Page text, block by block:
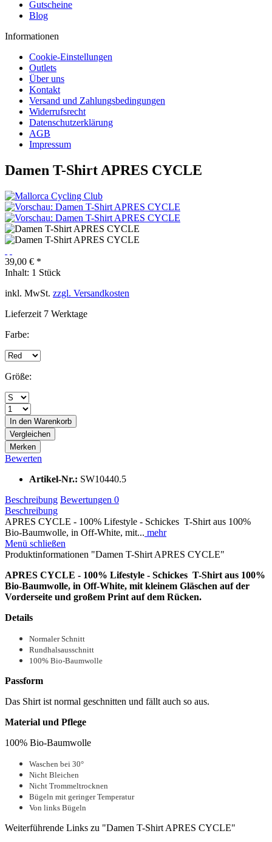
Gutscheine
Blog
Informationen
Cookie-Einstellungen
Outlets
Über uns
Kontakt
Versand und Zahlungsbedingungen
Widerrufsrecht
Datenschutzerklärung
AGB
Impressum
Damen T-Shirt APRES CYCLE
39,00 € *
Inhalt: 1 Stück
inkl. MwSt. zzgl. Versandkosten
Lieferzeit 7 Werktage
Farbe:
Größe:
In den Warenkorb
Vergleichen
Merken
Bewerten
Artikel-Nr.: SW10440.5
Beschreibung Bewertungen 0
Beschreibung
APRES CYCLE - 100% Lifestyle - Schickes T-Shirt aus 100%
Bio-Baumwolle, in Off-White, mit... mehr
Menü schließen
Produktinformationen "Damen T-Shirt APRES CYCLE"
APRES CYCLE - 100% Lifestyle - Schickes T-Shirt aus 100%
Bio-Baumwolle, in Off-White, mit kleinem Gläschen auf der
Vorderseite und großem Print auf dem Rücken.
Details
Normaler Schnitt
Rundhalsausschnitt
100% Bio-Baumwolle
Passform
Das Shirt ist normal geschnitten und fällt auch so aus.
Material und Pflege
100% Bio-Baumwolle
Waschen bei 30°
Nicht Bleichen
Nicht Trommeltrocknen
Bügeln mit geringer Temperatur
Von links Bügeln
Weiterführende Links zu "Damen T-Shirt APRES CYCLE"